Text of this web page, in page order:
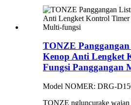
TONZE
Kenop Anti Lengket
Fungsi Panggangan
Model NOMER: DRG-
TONZE ngluncurake